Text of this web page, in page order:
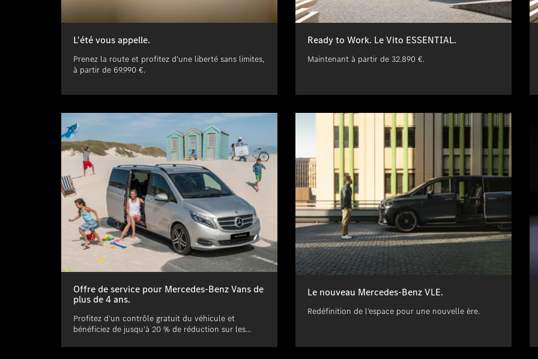
L'été vous appelle.
Prenez la route et profitez d'une liberté sans limites,
à partir de 69.990 €.
Ready to Work. Le Vito ESSENTIAL.
Maintenant à partir de 32.890 €.
Offre de service pour Mercedes-Benz Vans de
plus de 4 ans.
Profitez d’un contrôle gratuit du véhicule et
bénéficiez de jusqu’à 20 % de réduction sur les...
Le nouveau Mercedes-Benz VLE.
Redéfinition de l’espace pour une nouvelle ère.